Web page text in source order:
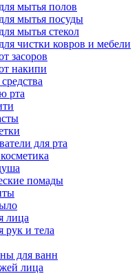
мытья полов
мытья посуды
мытья стекол
чистки ковров и мебели
засоров
накипи
рта
для рта
помады
лица
рук и тела
для ванн
лица